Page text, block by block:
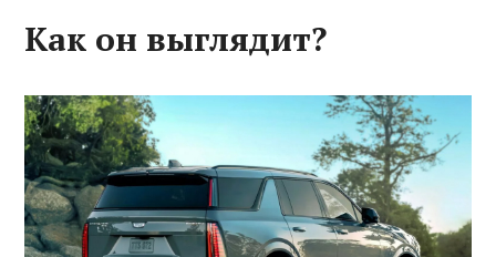
Как он выглядит?